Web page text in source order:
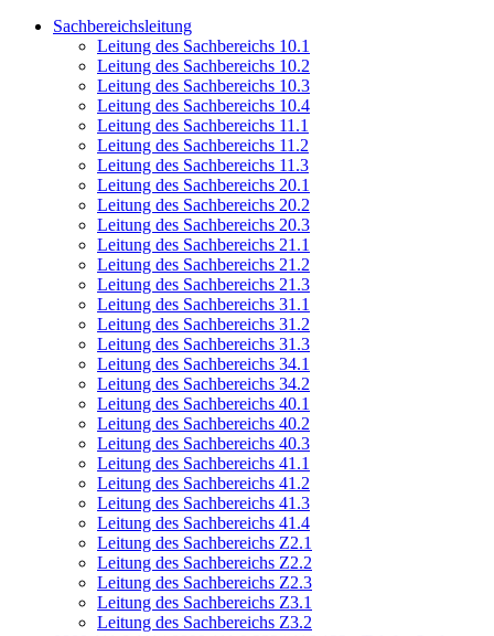
Sachbereichsleitung
Leitung des Sachbereichs 10.1
Leitung des Sachbereichs 10.2
Leitung des Sachbereichs 10.3
Leitung des Sachbereichs 10.4
Leitung des Sachbereichs 11.1
Leitung des Sachbereichs 11.2
Leitung des Sachbereichs 11.3
Leitung des Sachbereichs 20.1
Leitung des Sachbereichs 20.2
Leitung des Sachbereichs 20.3
Leitung des Sachbereichs 21.1
Leitung des Sachbereichs 21.2
Leitung des Sachbereichs 21.3
Leitung des Sachbereichs 31.1
Leitung des Sachbereichs 31.2
Leitung des Sachbereichs 31.3
Leitung des Sachbereichs 34.1
Leitung des Sachbereichs 34.2
Leitung des Sachbereichs 40.1
Leitung des Sachbereichs 40.2
Leitung des Sachbereichs 40.3
Leitung des Sachbereichs 41.1
Leitung des Sachbereichs 41.2
Leitung des Sachbereichs 41.3
Leitung des Sachbereichs 41.4
Leitung des Sachbereichs Z2.1
Leitung des Sachbereichs Z2.2
Leitung des Sachbereichs Z2.3
Leitung des Sachbereichs Z3.1
Leitung des Sachbereichs Z3.2